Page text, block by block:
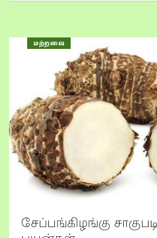
மற்றவை
சேப்பங்கிழங்கு